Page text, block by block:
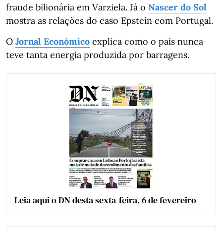
fraude bilionária em Varziela. Já o Nascer do Sol
mostra as relações do caso Epstein com Portugal.
O Jornal Económico explica como o país nunca
teve tanta energia produzida por barragens.
Leia aqui o DN desta sexta-feira, 6 de fevereiro